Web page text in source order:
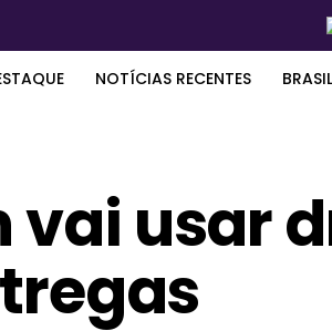
NOTÍCIAS RECENTES BRASIL
vai usar